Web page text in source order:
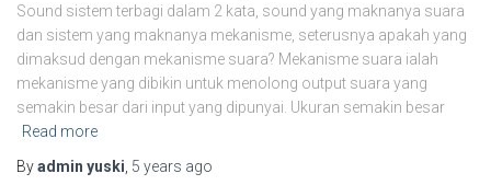
Sound sistem terbagi dalam 2 kata, sound yang maknanya suara
dan sistem yang maknanya mekanisme, seterusnya apakah yang
dimaksud dengan mekanisme suara? Mekanisme suara ialah
mekanisme yang dibikin untuk menolong output suara yang
semakin besar dari input yang dipunyai. Ukuran semakin besar
Read more
Byadmin yuski 5 years ago